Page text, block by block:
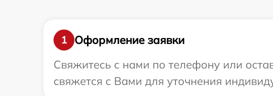
1
Оформление заявки
Свяжитесь с нами по телефону или
свяжется с Вами для уточнения